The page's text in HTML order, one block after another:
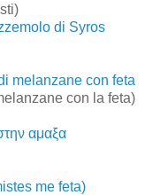
di Syros
melanzane con feta
con la feta)
αμαξα
me feta)